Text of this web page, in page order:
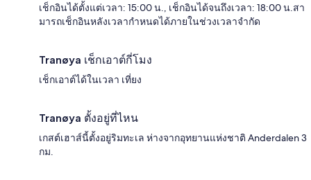
เช็กอินได้ตั้งแต่เวลา: 15:00 น., เช็กอินได้จนถึงเวลา: 18:00 น.สา
มารถเช็กอินหลังเวลากำหนดได้ภายในช่วงเวลาจำกัด
Tranøya เช็กเอาต์กี่โมง
เช็กเอาต์ได้ในเวลา เที่ยง
Tranøya ตั้งอยู่ที่ไหน
เกสต์เฮาส์นี้ตั้งอยู่ริมทะเล ห่างจากอุทยานแห่งชาติ Anderdalen 3
กม.